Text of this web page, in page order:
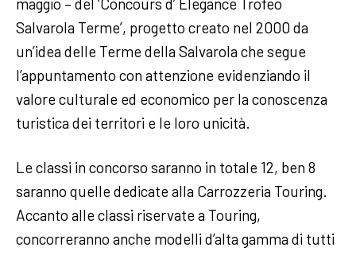
maggio – del ‘Concours d’ Elegance Trofeo
Salvarola Terme’, progetto creato nel 2000 da
un’idea delle Terme della Salvarola che segue
l’appuntamento con attenzione evidenziando il
valore culturale ed economico per la conoscenza
turistica dei territori e le loro unicità.
Le classi in concorso saranno in totale 12, ben 8
saranno quelle dedicate alla Carrozzeria Touring.
Accanto alle classi riservate a Touring,
concorreranno anche modelli d’alta gamma di tutti